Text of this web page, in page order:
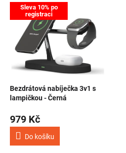
Sleva 10% po
registraci
Bezdrátová nabíječka 3v1 s
lampičkou - Černá
979 Kč
Do košíku